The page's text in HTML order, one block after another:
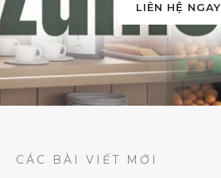
LIÊN HỆ NGAY
CÁC BÀI VIẾT MỚI